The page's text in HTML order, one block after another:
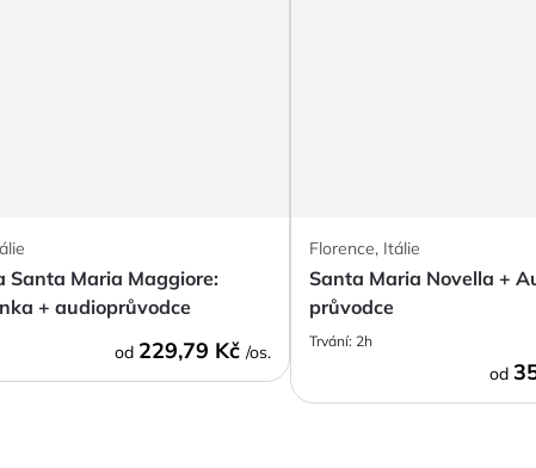
Santa Maria Maggiore:
+ audioprůvodce
od 229,79 Kč /os.
Florence, Itálie
Santa Maria Novella +
průvodce
Trvání: 2h
od